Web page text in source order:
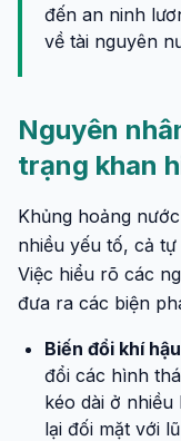
đến an ninh
về tài nguyên
Nguyên
trạng khan
Khủng hoảng
nhiều yếu tố, cả
Việc hiểu rõ các
đưa ra các biện
Biến đổi khí
đổi các hình
kéo dài ở
lại đối mặt với